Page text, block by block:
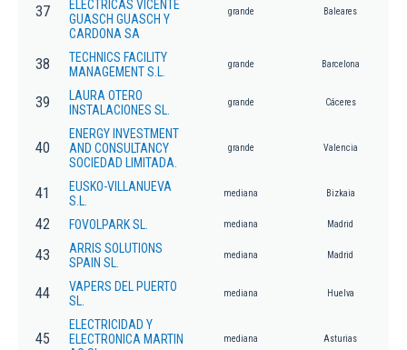
37
ELECTRICAS VICENTE
GUASCH GUASCH Y
CARDONA SA
grande Baleares
38
TECHNICS FACILITY
MANAGEMENT S.L.
grande Barcelona
39
LAURA OTERO
INSTALACIONES SL.
grande Cáceres
40
ENERGY INVESTMENT
AND CONSULTANCY
SOCIEDAD LIMITADA.
grande Valencia
41
EUSKO-VILLANUEVA
S.L.
mediana Bizkaia
42 FOVOLPARK SL. mediana Madrid
43
ARRIS SOLUTIONS
SPAIN SL.
mediana Madrid
44
VAPERS DEL PUERTO
SL.
mediana Huelva
45
ELECTRICIDAD Y
ELECTRONICA MARTIN
mediana Asturias